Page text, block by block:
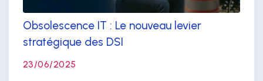
Obsolescence IT : Le nouveau levier
stratégique des DSI
23/06/2025